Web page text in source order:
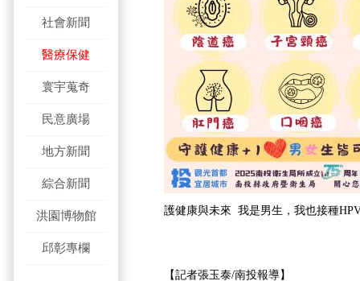
社會新聞
醫療保健
寰宇蒐奇
民意廣場
地方新聞
綜合新聞
洪園博物館
邱彰專欄
護健康與未來 我是男生，我也接種
【記者張玉泰/南投報導】